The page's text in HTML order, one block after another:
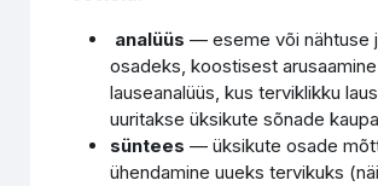
analüüs— eseme või nähtuse
osadeks, koostisest
lauseanalüüs, kus terviklikku
uuritakse üksikute sõnade
süntees — üksikute osade
ühendamine uueks tervikuks